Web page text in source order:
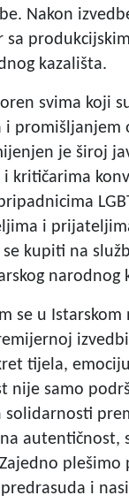
Nakon
sa
kazališta.
svima koji
i promišljanjem
je široj
i kritičarima
i
kupiti na
narodnog
se u Istarskom
tijela,
nije samo
solidarnosti
autentičnost,
plešimo
i